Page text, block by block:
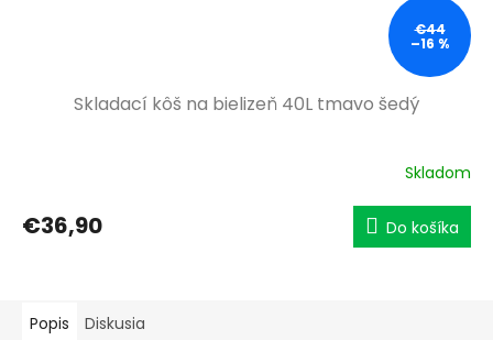
€44
–16 %
Skladací kôš na bielizeň 40L tmavo šedý
Skladom
€36,90 Do košíka
Popis Diskusia